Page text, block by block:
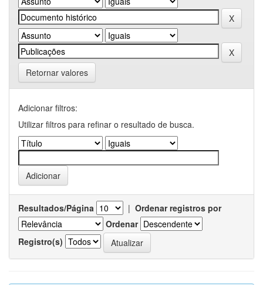
Retornar valores
Adicionar filtros:
Utilizar filtros para refinar o resultado de busca.
Resultados/Página | Ordenar registros por
Ordenar
Registro(s)